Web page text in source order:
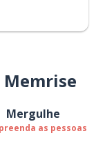
Memrise
Mergulhe
as pessoas